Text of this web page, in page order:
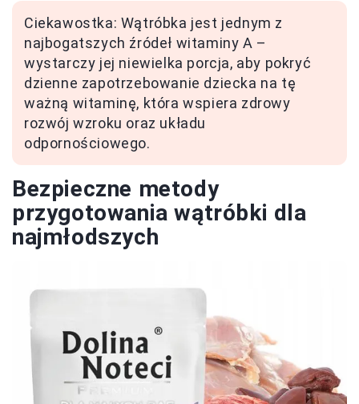
Ciekawostka: Wątróbka jest jednym z
najbogatszych źródeł witaminy A –
wystarczy jej niewielka porcja, aby pokryć
dzienne zapotrzebowanie dziecka na tę
ważną witaminę, która wspiera zdrowy
rozwój wzroku oraz układu
odpornościowego.
Bezpieczne metody
przygotowania wątróbki dla
najmłodszych